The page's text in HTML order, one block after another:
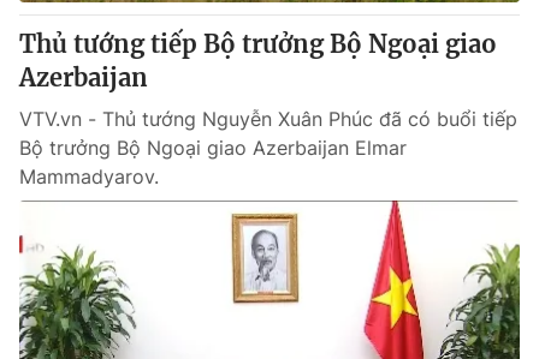
Thủ tướng tiếp Bộ trưởng Bộ Ngoại giao
Azerbaijan
VTV.vn - Thủ tướng Nguyễn Xuân Phúc đã có buổi tiếp
Bộ trưởng Bộ Ngoại giao Azerbaijan Elmar
Mammadyarov.